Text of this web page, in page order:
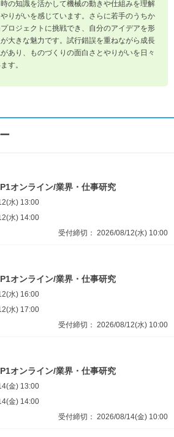
の知識を活かして機械の動きや仕組みを理解
りがいを感じています。さらに若手のうちか
ロジェクトに挑戦でき、自分のアイデアを形
大きな魅力です。試行錯誤を重ねながら成長
あり、ものづくりの面白さとやりがいを日々
す。
オンライン/業界・仕事研究
水) 13:00
水) 14:00
受付締切： 2026/08/12(水) 10:00
オンライン/業界・仕事研究
水) 16:00
水) 17:00
受付締切： 2026/08/12(水) 10:00
オンライン/業界・仕事研究
金) 13:00
金) 14:00
受付締切： 2026/08/14(金) 10:00